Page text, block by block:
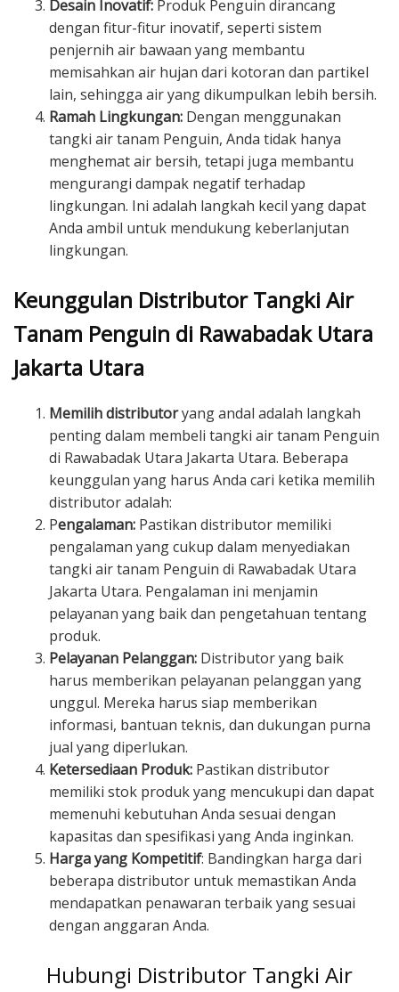
Desain Inovatif: Produk Penguin dirancang
dengan fitur-fitur inovatif, seperti sistem
penjernih air bawaan yang membantu
memisahkan air hujan dari kotoran dan partikel
lain, sehingga air yang dikumpulkan lebih bersih.
Ramah Lingkungan: Dengan menggunakan
tangki air tanam Penguin, Anda tidak hanya
menghemat air bersih, tetapi juga membantu
mengurangi dampak negatif terhadap
lingkungan. Ini adalah langkah kecil yang dapat
Anda ambil untuk mendukung keberlanjutan
lingkungan.
Keunggulan Distributor Tangki Air
Tanam Penguin di Rawabadak Utara
Jakarta Utara
Memilih distributoryang andal adalah langkah
penting dalam membeli tangki air tanam Penguin
di Rawabadak Utara Jakarta Utara. Beberapa
keunggulan yang harus Anda cari ketika memilih
distributor adalah:
Pengalaman: Pastikan distributor memiliki
pengalaman yang cukup dalam menyediakan
tangki air tanam Penguin di Rawabadak Utara
Jakarta Utara. Pengalaman ini menjamin
pelayanan yang baik dan pengetahuan tentang
produk.
Pelayanan Pelanggan: Distributor yang baik
harus memberikan pelayanan pelanggan yang
unggul. Mereka harus siap memberikan
informasi, bantuan teknis, dan dukungan purna
jual yang diperlukan.
Ketersediaan Produk: Pastikan distributor
memiliki stok produk yang mencukupi dan dapat
memenuhi kebutuhan Anda sesuai dengan
kapasitas dan spesifikasi yang Anda inginkan.
Harga yang Kompetitif: Bandingkan harga dari
beberapa distributor untuk memastikan Anda
mendapatkan penawaran terbaik yang sesuai
dengan anggaran Anda.
Hubungi Distributor Tangki Air